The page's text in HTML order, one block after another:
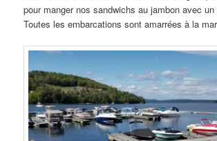
pour manger nos sandwichs au jambon avec
Toutes les embarcations sont amarrées à la